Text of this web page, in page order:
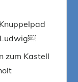
Ludwig￼
zum Kastell